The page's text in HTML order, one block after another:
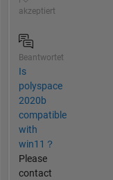
akzeptiert
Beantwortet
Is
polyspace
2020b
compatible
with
win11？
Please
contact